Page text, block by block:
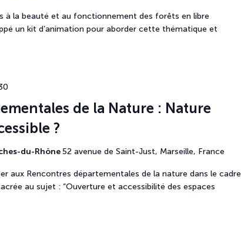
à la beauté et au fonctionnement des forêts en libre
un kit d’animation pour aborder cette thématique et
de la Nature : Nature
?
du-Rhône52 avenue de Saint-Just, Marseille, France
aux Rencontres départementales de la nature dans le cadre
au sujet : “Ouverture et accessibilité des espaces